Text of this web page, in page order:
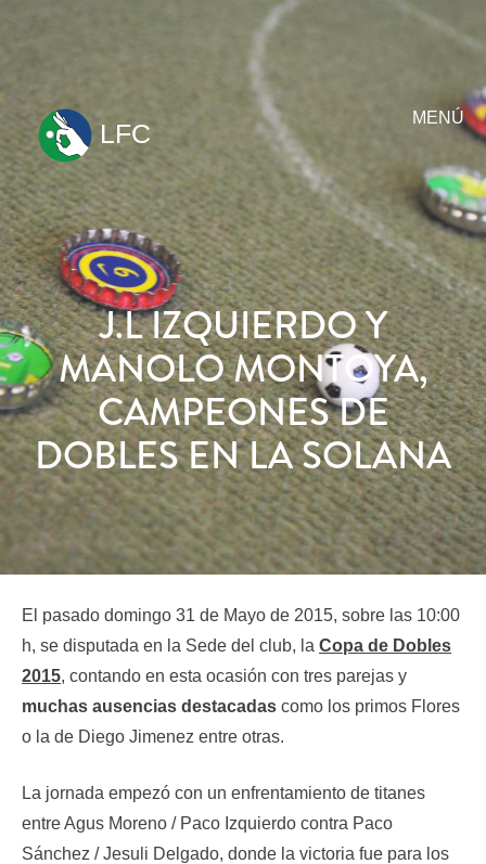
MENÚ
ir
contenido
LFC
J.L IZQUIERDO Y
MANOLO MONTOYA,
CAMPEONES DE
DOBLES EN LA SOLANA
El pasado domingo 31 de Mayo de 2015, sobre las 10:00
h, se disputada en la Sede del club, la Copa de Dobles
2015, contando en esta ocasión con tres parejas y
muchas ausencias destacadas como los primos Flores
o la de Diego Jimenez entre otras.
La jornada empezó con un enfrentamiento de titanes
entre Agus Moreno / Paco Izquierdo contra Paco
Sánchez / Jesuli Delgado, donde la victoria fue para los